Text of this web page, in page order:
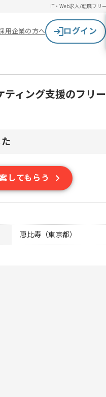
IT・Web求人/転職フリ
用企業の方へ ログイン
ティング支援のフリ
してもらう
恵比寿（東京都）